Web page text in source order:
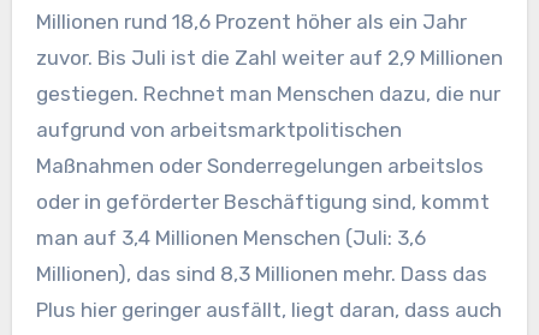
Millionen rund 18,6 Prozent höher als ein Jahr
zuvor. Bis Juli ist die Zahl weiter auf 2,9 Millionen
gestiegen. Rechnet man Menschen dazu, die nur
aufgrund von arbeitsmarktpolitischen
Maßnahmen oder Sonderregelungen arbeitslos
oder in geförderter Beschäftigung sind, kommt
man auf 3,4 Millionen Menschen (Juli: 3,6
Millionen), das sind 8,3 Millionen mehr. Dass das
Plus hier geringer ausfällt, liegt daran, dass auch